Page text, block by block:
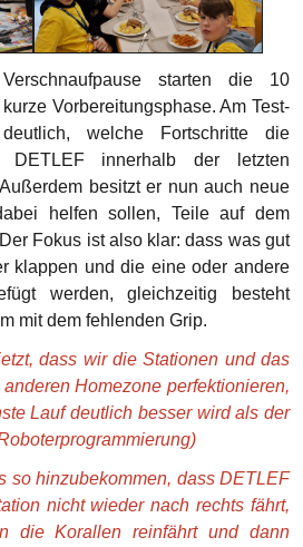
starten die 10
Vorbereitungsphase. Am Test-
welche Fortschritte die
DETLEF innerhalb der letzten
besitzt er nun auch neue
helfen sollen, Teile auf dem
Fokus ist also klar: dass was gut
klappen und die eine oder andere
werden, gleichzeitig besteht
mit dem fehlenden Grip.
dass wir die Stationen und das
Homezone perfektionieren,
Lauf deutlich besser wird als der
so hinzubekommen, dass DETLEF
nicht wieder nach rechts fährt,
die Korallen reinfährt und dann